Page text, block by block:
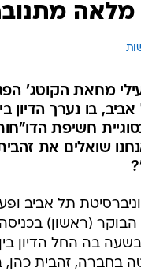
מלאה
מחאת הקוטג'
בו נערך הדיון
חשיפת
שואלים את
תל אביב
הבוקר (ראשון)
בשעה בה החל הדיון
בחברה, זהבית כהן,